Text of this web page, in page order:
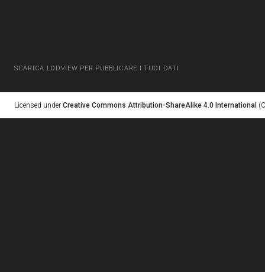
SCARICA LODVIEW PER PUBBLICARE I TUOI DATI
Licensed under Creative Commons Attribution-ShareAlike 4.0 International